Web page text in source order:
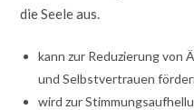
die Seele aus.
kann zur Reduzierung von
und Selbstvertrauen
wird zur